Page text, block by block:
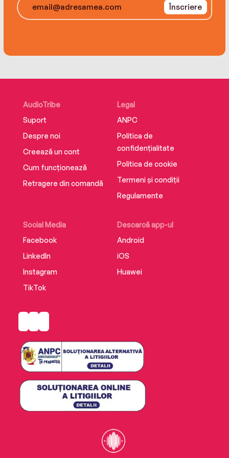
călătoria spre casă. Nu toate vrăjitoarele
seducătoare au o ambiguitate similară, dar
Înscriere
AudioTribe
Suport
Despre noi
Creează un cont
Cum funcționează
Retragere din comandă
Social Media
Facebook
LinkedIn
Instagram
TikTok
Descarcă app-ul
Android
iOS
Huawei
Legal
ANPC
Politica de
confidențialitate
Politica de cookie
Termeni și condiții
Regulamente